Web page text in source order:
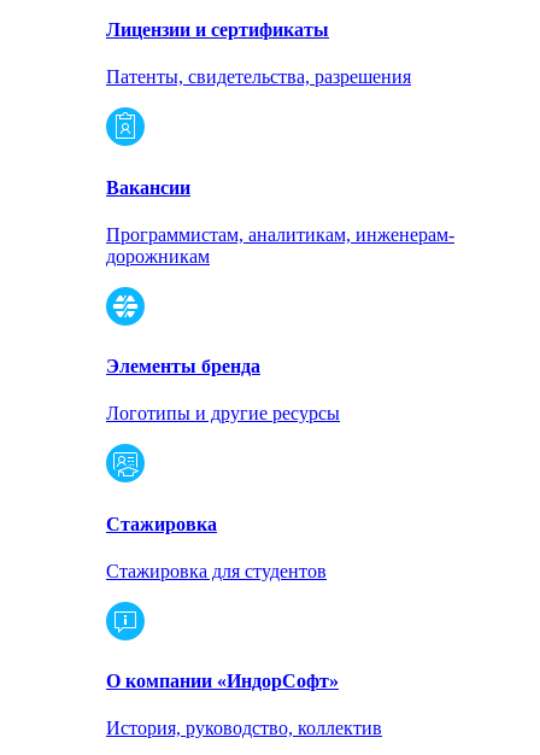
Лицензии и сертификаты
Патенты, свидетельства, разрешения
Вакансии
Программистам, аналитикам, инженерам-
дорожникам
Элементы бренда
Логотипы и другие ресурсы
Стажировка
Стажировка для студентов
О компании «ИндорСофт»
История, руководство, коллектив